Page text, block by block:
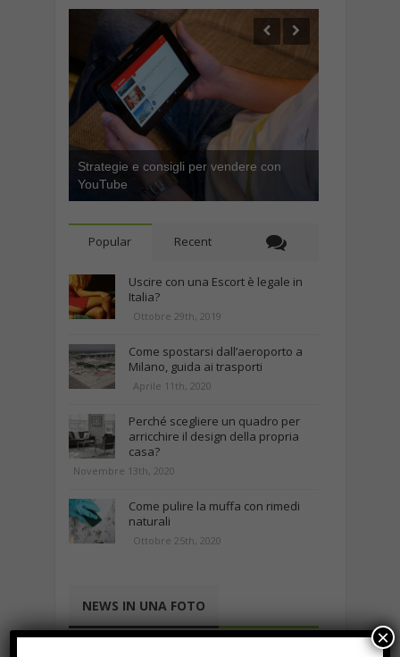
Strategie e consigli per vendere con
YouTube
Popular Recent
Uscire con una Escort è legale in
Italia?
Ottobre 29th, 2019
Come spostarsi dall’aeroporto a
Milano, guida ai trasporti
Aprile 11th, 2020
Perché scegliere un quadro per
arricchire il design della propria
casa?
Novembre 13th, 2020
Come pulire la muffa con rimedi
naturali
Ottobre 25th, 2020
NEWS IN UNA FOTO
×